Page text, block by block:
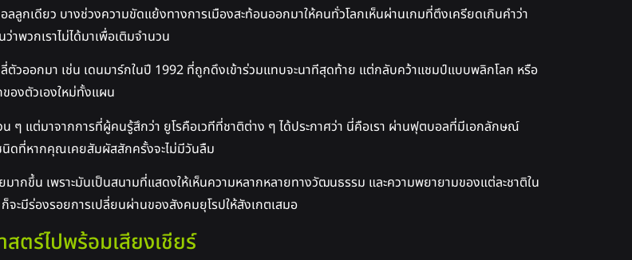
กเดียว บางช่วงความขัดแย้งทางการเมืองสะท้อนออกมาให้คนทั่วโลกเห็นผ่านเกมที่ตึงเครียดเกินคำว่า
พวกเราไม่ได้มาเพื่อเติมจำนวน
วออกมา เช่น เดนมาร์กในปี 1992 ที่ถูกดึงเข้าร่วมแทบจะนาทีสุดท้าย แต่กลับคว้าแชมป์แบบพลิกโลก หรือ
องตัวเองใหม่ทั้งแผน
ๆ แต่มาจากการที่ผู้คนรู้สึกว่า ยูโรคือเวทีที่ชาติต่าง ๆ ได้ประกาศว่า นี่คือเรา ผ่านฟุตบอลที่มีเอกลักษณ์
นิดที่หากคุณเคยสัมผัสสักครั้งจะไม่มีวันลืม
กขึ้น เพราะมันเป็นสนามที่แสดงให้เห็นความหลากหลายทางวัฒนธรรม และความพยายามของแต่ละชาติใน
ก็จะมีร่องรอยการเปลี่ยนผ่านของสังคมยุโรปให้สังเกตเสมอ
ตร์ไปพร้อมเสียงเชียร์